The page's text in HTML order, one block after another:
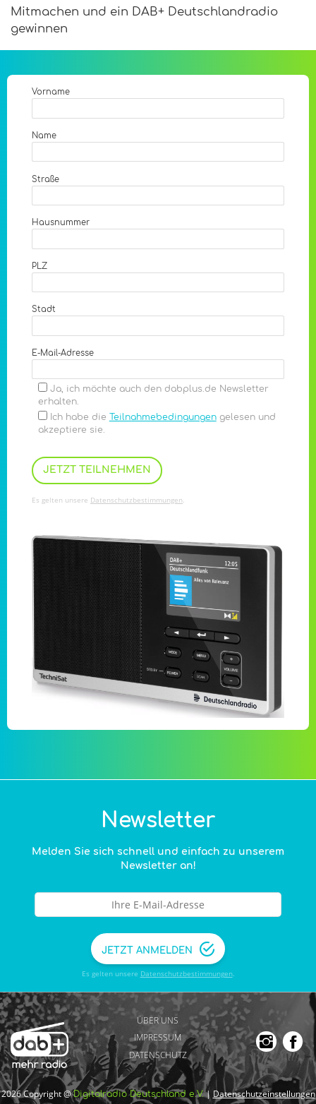
Mitmachen und ein DAB+ Deutschlandradio
gewinnen
Vorname
Name
Straße
Hausnummer
PLZ
Stadt
E-Mail-Adresse
Ja, ich möchte auch den dabplus.de Newsletter
erhalten.
Ich habe die Teilnahmebedingungengelesen und
akzeptiere sie.
Es gelten unsere Datenschutzbestimmungen
Newsletter
Melden Sie sich schnell und einfach zu unserem
Newsletter an!
JETZT ANMELDEN
Es gelten unsere Datenschutzbestimmungen.
ÜBER UNS
IMPRESSUM
DATENSCHUTZ
2026 Copyright @Digitalradio Deutschland e.V.| Datenschutzeinstellungen